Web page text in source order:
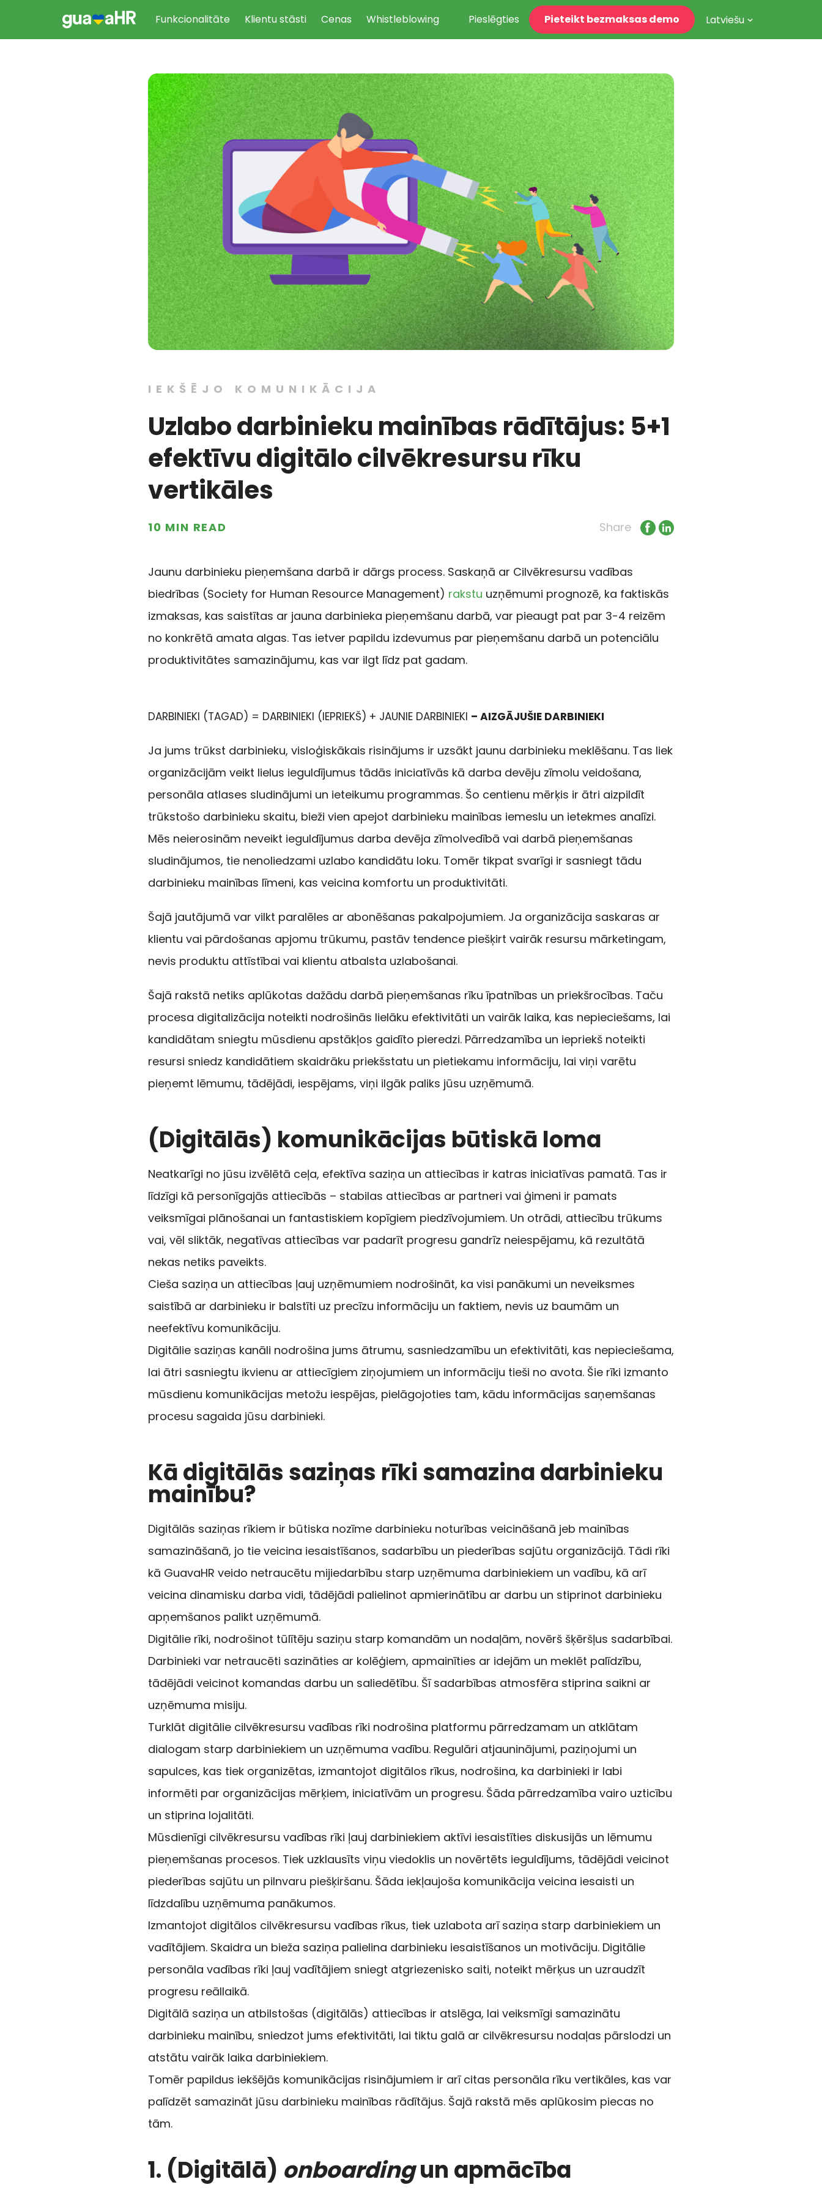
Funkcionalitāte Klientu stāsti Cenas Whistleblowing Pieslēgties Pieteikt bezmaksas demo Latviešu
IEKŠĒJO KOMUNIKĀCIJA
Uzlabo darbinieku mainības rādītājus: 5+1
efektīvu digitālo cilvēkresursu rīku
vertikāles
10 MIN READ Share
Jaunu darbinieku pieņemšana darbā ir dārgs process. Saskaņā ar Cilvēkresursu vadības
biedrības (Society for Human Resource Management) rakstu uzņēmumi prognozē, ka faktiskās
izmaksas, kas saistītas ar jauna darbinieka pieņemšanu darbā, var pieaugt pat par 3-4 reizēm
no konkrētā amata algas. Tas ietver papildu izdevumus par pieņemšanu darbā un potenciālu
produktivitātes samazinājumu, kas var ilgt līdz pat gadam.
DARBINIEKI (TAGAD) = DARBINIEKI (IEPRIEKŠ) + JAUNIE DARBINIEKI – AIZGĀJUŠIE DARBINIEKI
Ja jums trūkst darbinieku, visloģiskākais risinājums ir uzsākt jaunu darbinieku meklēšanu. Tas liek
organizācijām veikt lielus ieguldījumus tādās iniciatīvās kā darba devēju zīmolu veidošana,
personāla atlases sludinājumi un ieteikumu programmas. Šo centienu mērķis ir ātri aizpildīt
trūkstošo darbinieku skaitu, bieži vien apejot darbinieku mainības iemeslu un ietekmes analīzi.
Mēs neierosinām neveikt ieguldījumus darba devēja zīmolvedībā vai darbā pieņemšanas
sludinājumos, tie nenoliedzami uzlabo kandidātu loku. Tomēr tikpat svarīgi ir sasniegt tādu
darbinieku mainības līmeni, kas veicina komfortu un produktivitāti.
Šajā jautājumā var vilkt paralēles ar abonēšanas pakalpojumiem. Ja organizācija saskaras ar
klientu vai pārdošanas apjomu trūkumu, pastāv tendence piešķirt vairāk resursu mārketingam,
nevis produktu attīstībai vai klientu atbalsta uzlabošanai.
Šajā rakstā netiks aplūkotas dažādu darbā pieņemšanas rīku īpatnības un priekšrocības. Taču
procesa digitalizācija noteikti nodrošinās lielāku efektivitāti un vairāk laika, kas nepieciešams, lai
kandidātam sniegtu mūsdienu apstākļos gaidīto pieredzi. Pārredzamība un iepriekš noteikti
resursi sniedz kandidātiem skaidrāku priekšstatu un pietiekamu informāciju, lai viņi varētu
pieņemt lēmumu, tādējādi, iespējams, viņi ilgāk paliks jūsu uzņēmumā.
(Digitālās) komunikācijas būtiskā loma
Neatkarīgi no jūsu izvēlētā ceļa, efektīva saziņa un attiecības ir katras iniciatīvas pamatā. Tas ir
līdzīgi kā personīgajās attiecībās – stabilas attiecības ar partneri vai ģimeni ir pamats
veiksmīgai plānošanai un fantastiskiem kopīgiem piedzīvojumiem. Un otrādi, attiecību trūkums
vai, vēl sliktāk, negatīvas attiecības var padarīt progresu gandrīz neiespējamu, kā rezultātā
nekas netiks paveikts.
Cieša saziņa un attiecības ļauj uzņēmumiem nodrošināt, ka visi panākumi un neveiksmes
saistībā ar darbinieku ir balstīti uz precīzu informāciju un faktiem, nevis uz baumām un
neefektīvu komunikāciju.
Digitālie saziņas kanāli nodrošina jums ātrumu, sasniedzamību un efektivitāti, kas nepieciešama,
lai ātri sasniegtu ikvienu ar attiecīgiem ziņojumiem un informāciju tieši no avota. Šie rīki izmanto
mūsdienu komunikācijas metožu iespējas, pielāgojoties tam, kādu informācijas saņemšanas
procesu sagaida jūsu darbinieki.
Kā digitālās saziņas rīki samazina darbinieku
mainību?
Digitālās saziņas rīkiem ir būtiska nozīme darbinieku noturības veicināšanā jeb mainības
samazināšanā, jo tie veicina iesaistīšanos, sadarbību un piederības sajūtu organizācijā. Tādi rīki
kā GuavaHR veido netraucētu mijiedarbību starp uzņēmuma darbiniekiem un vadību, kā arī
veicina dinamisku darba vidi, tādējādi palielinot apmierinātību ar darbu un stiprinot darbinieku
apņemšanos palikt uzņēmumā.
Digitālie rīki, nodrošinot tūlītēju saziņu starp komandām un nodaļām, novērš šķēršļus sadarbībai.
Darbinieki var netraucēti sazināties ar kolēģiem, apmainīties ar idejām un meklēt palīdzību,
tādējādi veicinot komandas darbu un saliedētību. Šī sadarbības atmosfēra stiprina saikni ar
uzņēmuma misiju.
Turklāt digitālie cilvēkresursu vadības rīki nodrošina platformu pārredzamam un atklātam
dialogam starp darbiniekiem un uzņēmuma vadību. Regulāri atjauninājumi, paziņojumi un
sapulces, kas tiek organizētas, izmantojot digitālos rīkus, nodrošina, ka darbinieki ir labi
informēti par organizācijas mērķiem, iniciatīvām un progresu. Šāda pārredzamība vairo uzticību
un stiprina lojalitāti.
Mūsdienīgi cilvēkresursu vadības rīki ļauj darbiniekiem aktīvi iesaistīties diskusijās un lēmumu
pieņemšanas procesos. Tiek uzklausīts viņu viedoklis un novērtēts ieguldījums, tādējādi veicinot
piederības sajūtu un pilnvaru piešķiršanu. Šāda iekļaujoša komunikācija veicina iesaisti un
līdzdalību uzņēmuma panākumos.
Izmantojot digitālos cilvēkresursu vadības rīkus, tiek uzlabota arī saziņa starp darbiniekiem un
vadītājiem. Skaidra un bieža saziņa palielina darbinieku iesaistīšanos un motivāciju. Digitālie
personāla vadības rīki ļauj vadītājiem sniegt atgriezenisko saiti, noteikt mērķus un uzraudzīt
progresu reāllaikā.
Digitālā saziņa un atbilstošas (digitālās) attiecības ir atslēga, lai veiksmīgi samazinātu
darbinieku mainību, sniedzot jums efektivitāti, lai tiktu galā ar cilvēkresursu nodaļas pārslodzi un
atstātu vairāk laika darbiniekiem.
Tomēr papildus iekšējās komunikācijas risinājumiem ir arī citas personāla rīku vertikāles, kas var
palīdzēt samazināt jūsu darbinieku mainības rādītājus. Šajā rakstā mēs aplūkosim piecas no
tām.
1. (Digitālā) onboardingun apmācība